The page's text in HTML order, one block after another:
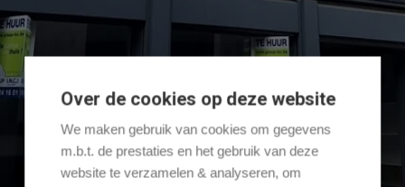
Over de cookies op deze website
We maken gebruik van cookies om gegevens
m.b.t. de prestaties en het gebruik van deze
website te verzamelen & analyseren, om